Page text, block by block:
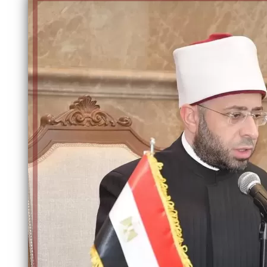
إلهام شرشر تكتب: دي مبقتش كورة..
دي سياسة
الكاتبة إلهام شرشر تهنئ الرئيس
السيسي بعيد ميلاده وتُشيد بجهوده
في بناء الدولة